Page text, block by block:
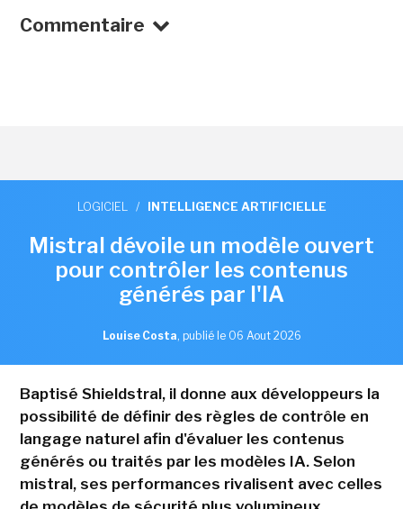
Commentaire
LOGICIEL / INTELLIGENCE ARTIFICIELLE
Mistral dévoile un modèle ouvert
pour contrôler les contenus
générés par l'IA
Louise Costa, publié le 06 Aout 2026
Baptisé Shieldstral, il donne aux développeurs la
possibilité de définir des règles de contrôle en
langage naturel afin d'évaluer les contenus
générés ou traités par les modèles IA. Selon
mistral, ses performances rivalisent avec celles